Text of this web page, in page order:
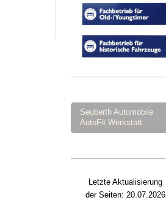
Seuberth Automobile
AutoFit Werkstatt
Letzte Aktualisierung
der Seiten: 20.07.2026